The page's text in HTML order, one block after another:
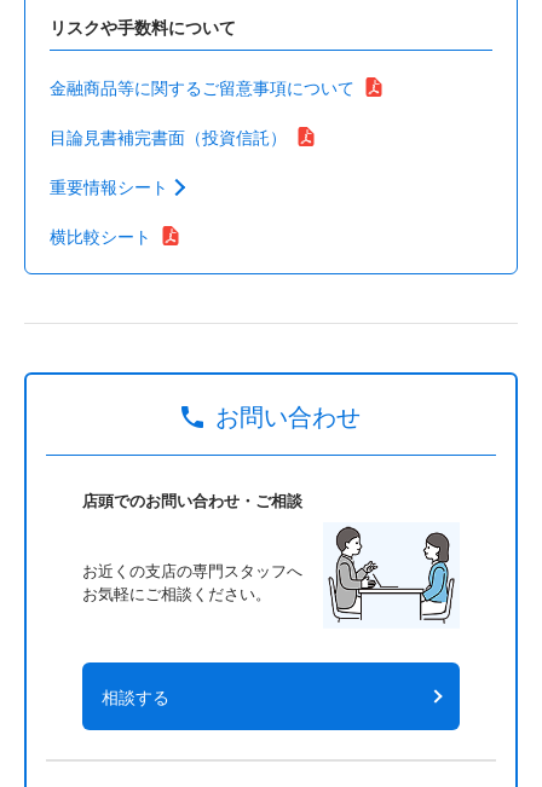
リスクや手数料について
金融商品等に関するご留意事項について
目論見書補完書面（投資信託）
重要情報シート
横比較シート
お問い合わせ
店頭でのお問い合わせ・ご相談
お近くの支店の専門スタッフへ
お気軽にご相談ください。
相談する